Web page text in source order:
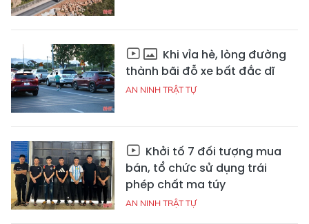
Khi vỉa hè, lòng đường
thành bãi đỗ xe bất đắc dĩ
AN NINH TRẬT TỰ
Khởi tố 7 đối tượng mua
bán, tổ chức sử dụng trái
phép chất ma túy
AN NINH TRẬT TỰ